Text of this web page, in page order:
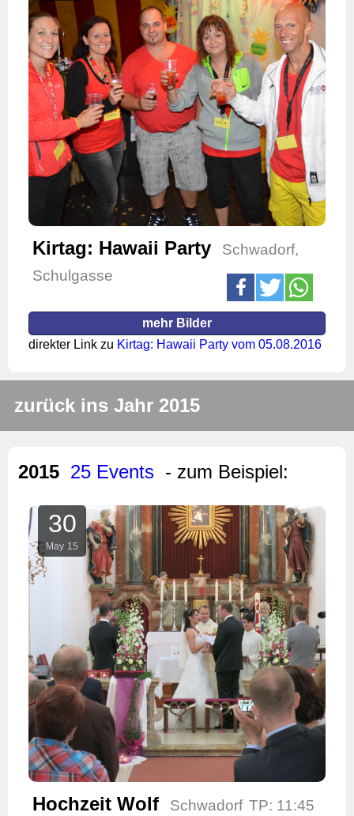
Kirtag: Hawaii Party
Schwadorf,
Schulgasse
mehr Bilder
direkter Link zu Kirtag: Hawaii Party vom 05.08.2016
zurück ins Jahr 2015
2015 25 Events - zum Beispiel:
30
May 15
Hochzeit Wolf Schwadorf TP: 11:45